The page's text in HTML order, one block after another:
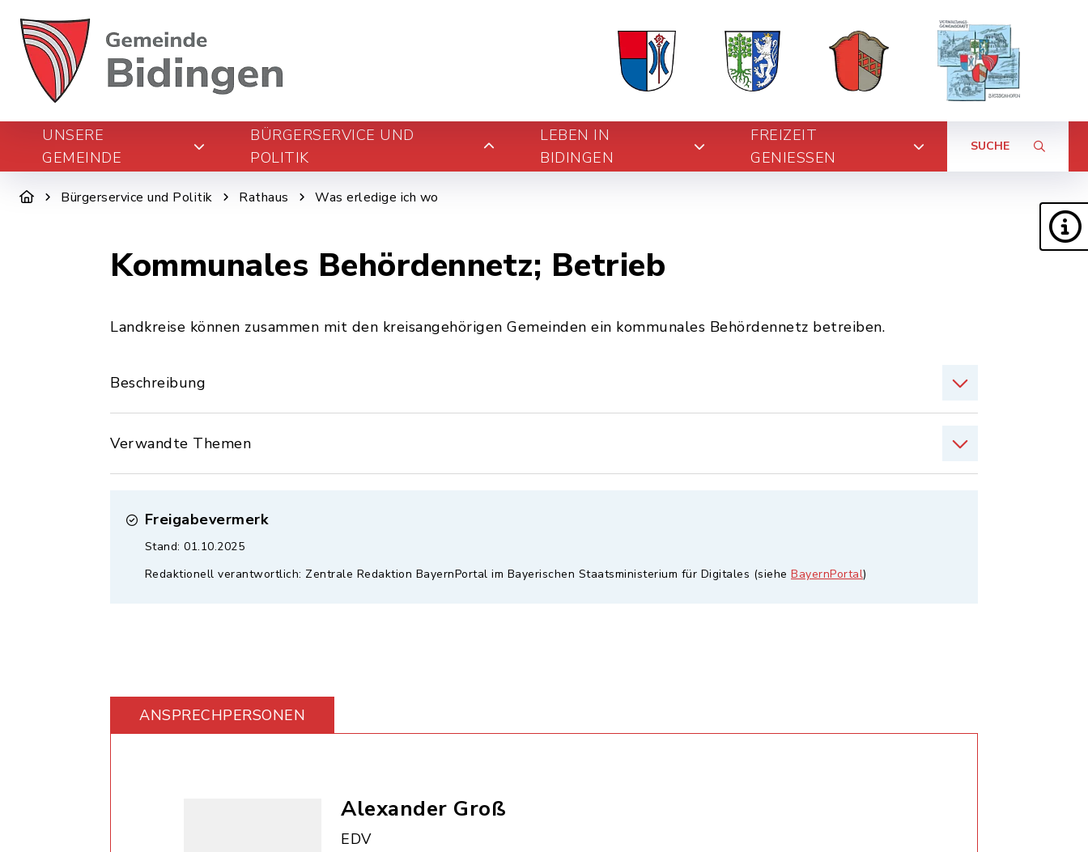
UNSERE
GEMEINDE
BÜRGERSERVICE UND
POLITIK
LEBEN IN
BIDINGEN
FREIZEIT
GENIESSEN
SUCHE
Bürgerservice und Politik Rathaus Was erledige ich wo
Kommunales Behördennetz; Betrieb
Landkreise können zusammen mit den kreisangehörigen Gemeinden ein kommunales Behördennetz betreiben.
Beschreibung
Verwandte Themen
Freigabevermerk
Stand: 01.10.2025
Redaktionell verantwortlich: Zentrale Redaktion BayernPortal im Bayerischen Staatsministerium für Digitales (siehe BayernPortal)
ANSPRECHPERSONEN
Alexander Groß
EDV